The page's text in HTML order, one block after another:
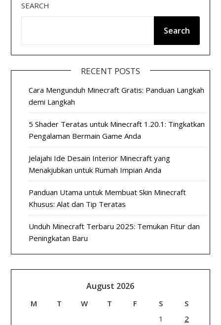
SEARCH
Search
RECENT POSTS
Cara Mengunduh Minecraft Gratis: Panduan Langkah
demi Langkah
5 Shader Teratas untuk Minecraft 1.20.1: Tingkatkan
Pengalaman Bermain Game Anda
Jelajahi Ide Desain Interior Minecraft yang
Menakjubkan untuk Rumah Impian Anda
Panduan Utama untuk Membuat Skin Minecraft
Khusus: Alat dan Tip Teratas
Unduh Minecraft Terbaru 2025: Temukan Fitur dan
Peningkatan Baru
August 2026
M T W T F S
S
1
2